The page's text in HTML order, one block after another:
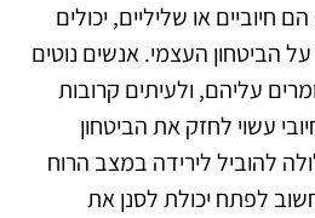
חיוביים או שליליים, יכולים
הביטחון העצמי. אנשים נוטים
עליהם, ולעיתים קרובות
עשוי לחזק את הביטחון
להוביל לירידה במצב הרוח
לפתח יכולת לסנן את